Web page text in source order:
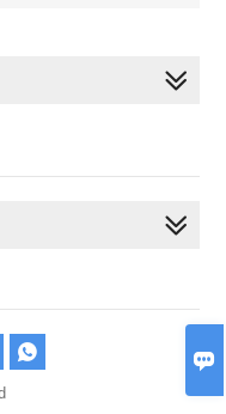

